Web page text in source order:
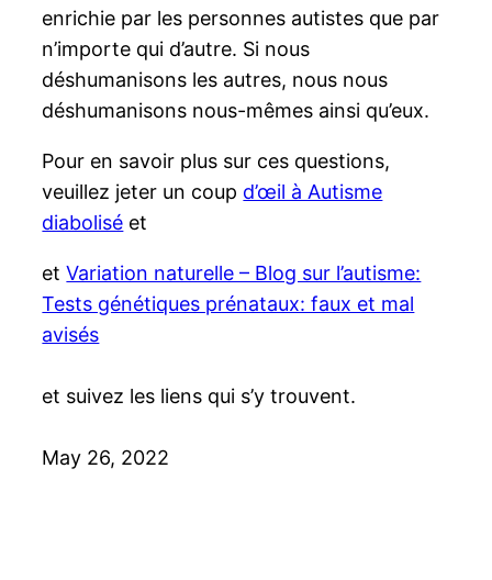
enrichie par les personnes autistes que par
n’importe qui d’autre. Si nous
déshumanisons les autres, nous nous
déshumanisons nous-mêmes ainsi qu’eux.
Pour en savoir plus sur ces questions,
veuillez jeter un coup d’œil à Autisme
diabolisé et
etVariation naturelle – Blog sur l’autisme:
Tests génétiques prénataux: faux et mal
avisés
et suivez les liens qui s’y trouvent.
May 26, 2022